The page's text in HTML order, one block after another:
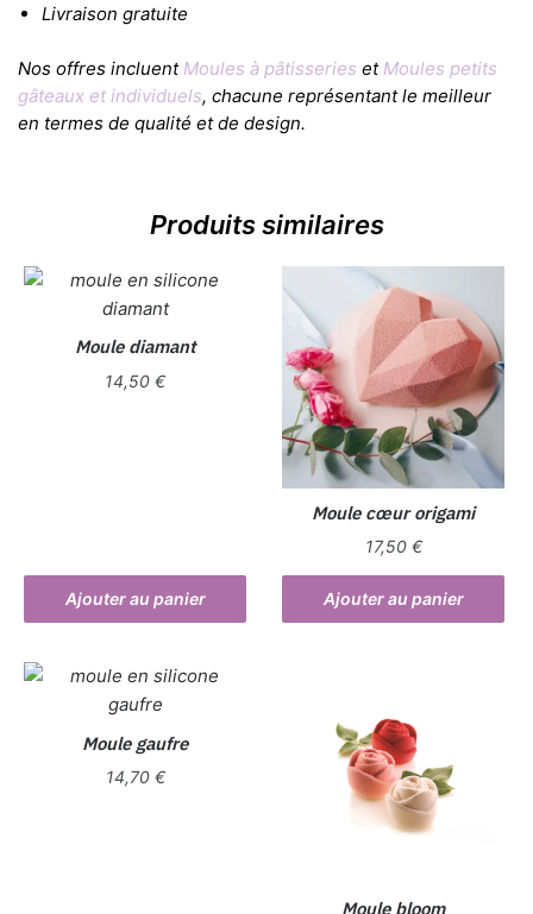
Livraison gratuite
Nos offres incluent Moules à pâtisseries et Moules petits
gâteaux et individuels, chacune représentant le meilleur
en termes de qualité et de design.
Produits similaires
Moule diamant
14,50€
Ajouter au panier
Moule cœur origami
17,50 €
Ajouter au panier
Moule gaufre
14,70 €
Moule bloom